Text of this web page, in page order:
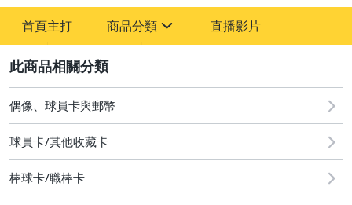
首頁主打 商品分類
其它
直播影片
偶像、球員卡與郵幣
球員卡/其他收藏卡
棒球卡/職棒卡